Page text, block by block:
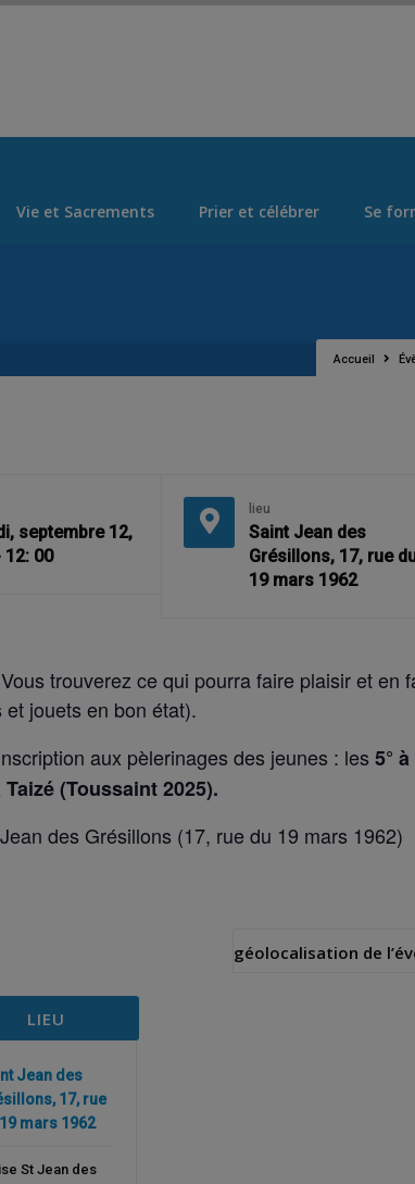
Vie et Sacrements Prier et célébrer Se
Accueil
septembre 12,
12: 00
lieu
Saint Jean des
Grésillons, 17, rue
19 mars 1962
trouverez ce qui pourra faire plaisir et en
jouets en bon état).
aux pèlerinages des jeunes : les 5°
(Toussaint 2025).
des Grésillons (17, rue du 19 mars 1962)
LIEU
Jean des
17, rue
mars 1962
St Jean des
géolocalisation de